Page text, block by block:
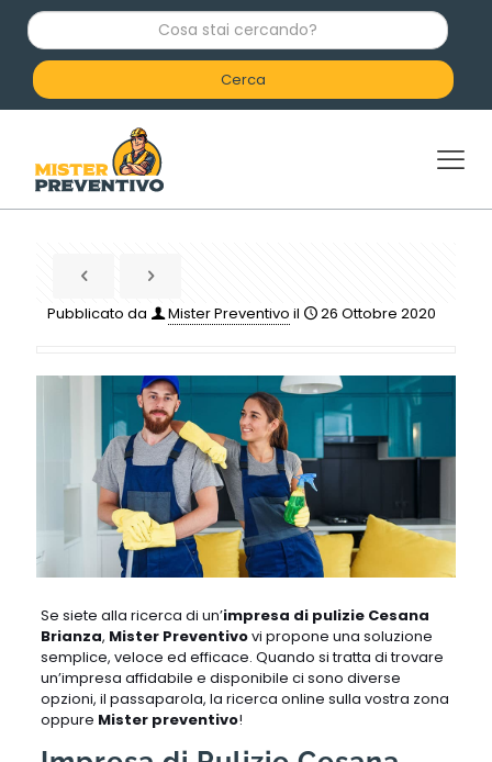
C
o
a
c
e
Pubblicato da Mister Preventivo il 26 Ottobre 2020
Se siete alla ricerca di un’impresa di pulizie Cesana
Brianza, Mister Preventivovi propone una soluzione
semplice, veloce ed efficace. Quando si tratta di trovare
un’impresa affidabile e disponibile ci sono diverse
opzioni, il passaparola, la ricerca online sulla vostra zona
oppure Mister preventivo!